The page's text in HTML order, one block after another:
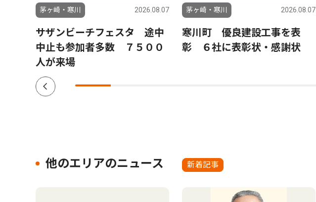
茅ヶ崎・寒川 2026.08.07
サザンビーチフェスタ 途中
中止も参加者多数 ７５００
人が来場
茅ヶ崎・寒川 2026.08.07
寒川町 優良建設工事を表
彰 ６社に表彰状・感謝状
他のエリアのニュース 新着記事